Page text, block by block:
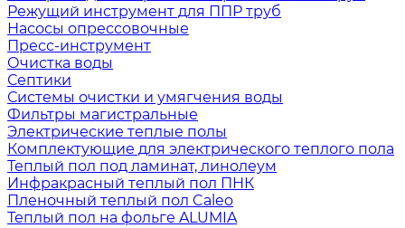
Режущий инструмент для ППР труб
Насосы опрессовочные
Пресс-инструмент
Очистка воды
Септики
Системы очистки и умягчения воды
Фильтры магистральные
Электрические теплые полы
Комплектующие для электрического теплого пола
Теплый пол под ламинат, линолеум
Инфракрасный теплый пол ПНК
Пленочный теплый пол Caleo
Теплый пол на фольге ALUMIA